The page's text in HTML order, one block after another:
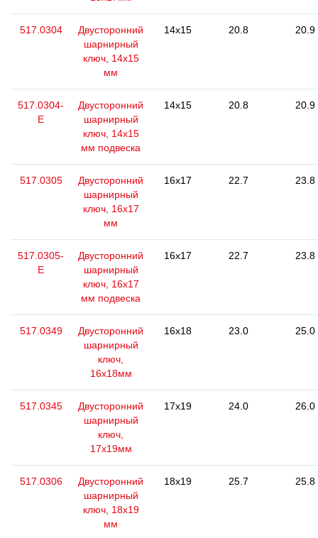
517.0304
Двусторонний
шарнирный
ключ, 14х15
мм
14x15 20.8 20.9
517.0304-
E
Двусторонний
шарнирный
ключ, 14х15
мм подвеска
14x15 20.8 20.9
517.0305
Двусторонний
шарнирный
ключ, 16х17
мм
16x17 22.7 23.8
517.0305-
E
Двусторонний
шарнирный
ключ, 16х17
мм подвеска
16x17 22.7 23.8
517.0349
Двусторонний
шарнирный
ключ,
16x18мм
16x18 23.0 25.0
517.0345
Двусторонний
шарнирный
ключ,
17x19мм
17x19 24.0 26.0
517.0306
Двусторонний
шарнирный
ключ, 18x19
мм
18x19 25.7 25.8